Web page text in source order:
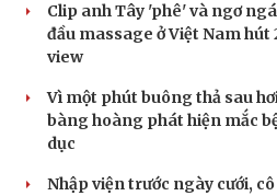
Clip anh Tây 'phê' và ngơ
đầu massage ở Việt Nam hút
view
Vì một phút buông thả sau
bàng hoàng phát hiện mắc
dục
Nhập viện trước ngày cưới,